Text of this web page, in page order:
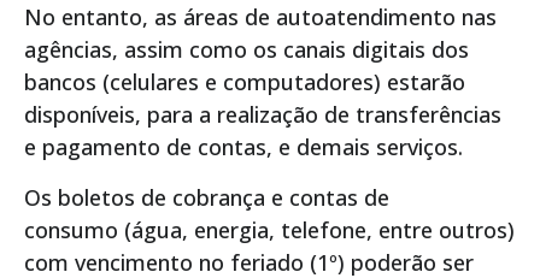
No entanto, as áreas de autoatendimento nas
agências, assim como os canais digitais dos
bancos (celulares e computadores) estarão
disponíveis, para a realização de transferências
e pagamento de contas, e demais serviços.
Os boletos de cobrança e contas de
consumo (água, energia, telefone, entre outros)
com vencimento no feriado (1º) poderão ser